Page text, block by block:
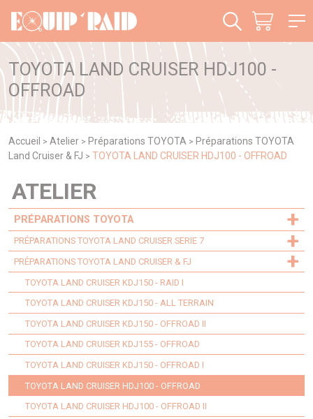
TOYOTA LAND CRUISER HDJ100 -
OFFROAD
Accueil > Atelier > Préparations TOYOTA > Préparations TOYOTA
Land Cruiser & FJ > TOYOTA LAND CRUISER HDJ100 - OFFROAD
ATELIER
PRÉPARATIONS TOYOTA +
PRÉPARATIONS TOYOTA LAND CRUISER SERIE 7 +
PRÉPARATIONS TOYOTA LAND CRUISER & FJ +
TOYOTA LAND CRUISER KDJ150 - RAID I
TOYOTA LAND CRUISER KDJ150 - ALL TERRAIN
TOYOTA LAND CRUISER KDJ150 - OFFROAD II
TOYOTA LAND CRUISER KDJ155 - OFFROAD
TOYOTA LAND CRUISER KDJ150 - OFFROAD I
TOYOTA LAND CRUISER HDJ100 - OFFROAD
TOYOTA LAND CRUISER HDJ100 - OFFROAD II
Panneau de gestion des cookies